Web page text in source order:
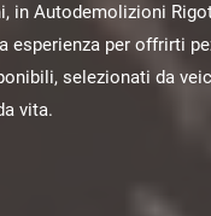
in Autodemolizioni
esperienza per offrirti
selezionati da
vita.